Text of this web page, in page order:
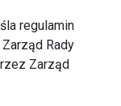
regulamin
Rady
Zarząd